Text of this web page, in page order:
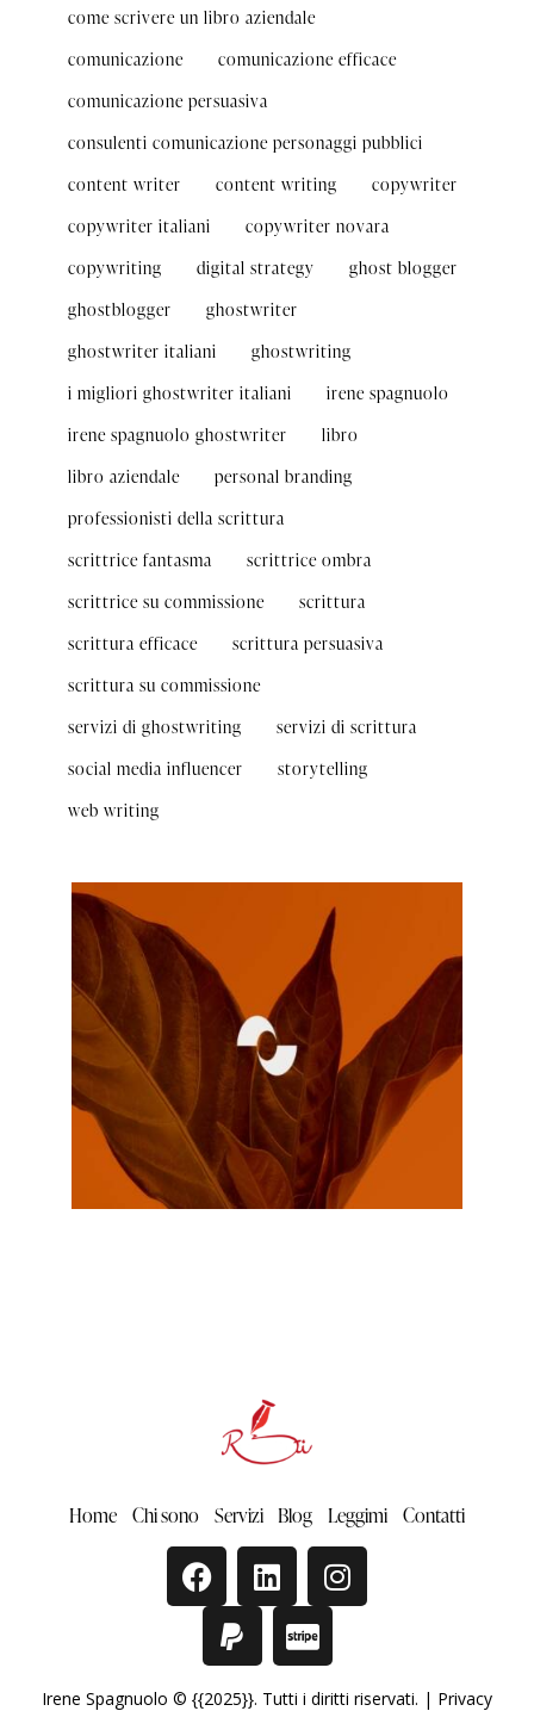
come scrivere un libro aziendale
comunicazione
comunicazione efficace
comunicazione persuasiva
consulenti comunicazione personaggi pubblici
content writer
content writing
copywriter
copywriter italiani
copywriter novara
copywriting
digital strategy
ghost blogger
ghostblogger
ghostwriter
ghostwriter italiani
ghostwriting
i migliori ghostwriter italiani
irene spagnuolo
irene spagnuolo ghostwriter
libro
libro aziendale
personal branding
professionisti della scrittura
scrittrice fantasma
scrittrice ombra
scrittrice su commissione
scrittura
scrittura efficace
scrittura persuasiva
scrittura su commissione
servizi di ghostwriting
servizi di scrittura
social media influencer
storytelling
web writing
Home Chi sono Servizi Blog Leggimi Contatti
Irene Spagnuolo © {{2025}}. Tutti i diritti riservati. | Privacy